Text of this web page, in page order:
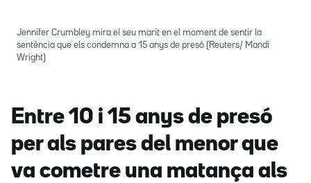
Jennifer Crumbley mira el seu marit en el moment de sentir la
sentència que els condemna a 15 anys de presó (Reuters/ Mandi
Wright)
Entre 10 i 15 anys de presó
per als pares del menor que
va cometre una matança als